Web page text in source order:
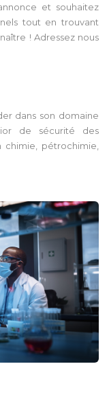
et souhaitez
tout en trouvant
! Adressez nous
dans son domaine
de sécurité des
pétrochimie,